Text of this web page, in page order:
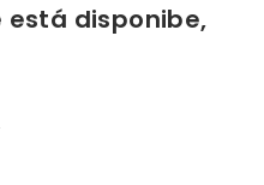
está disponibe,